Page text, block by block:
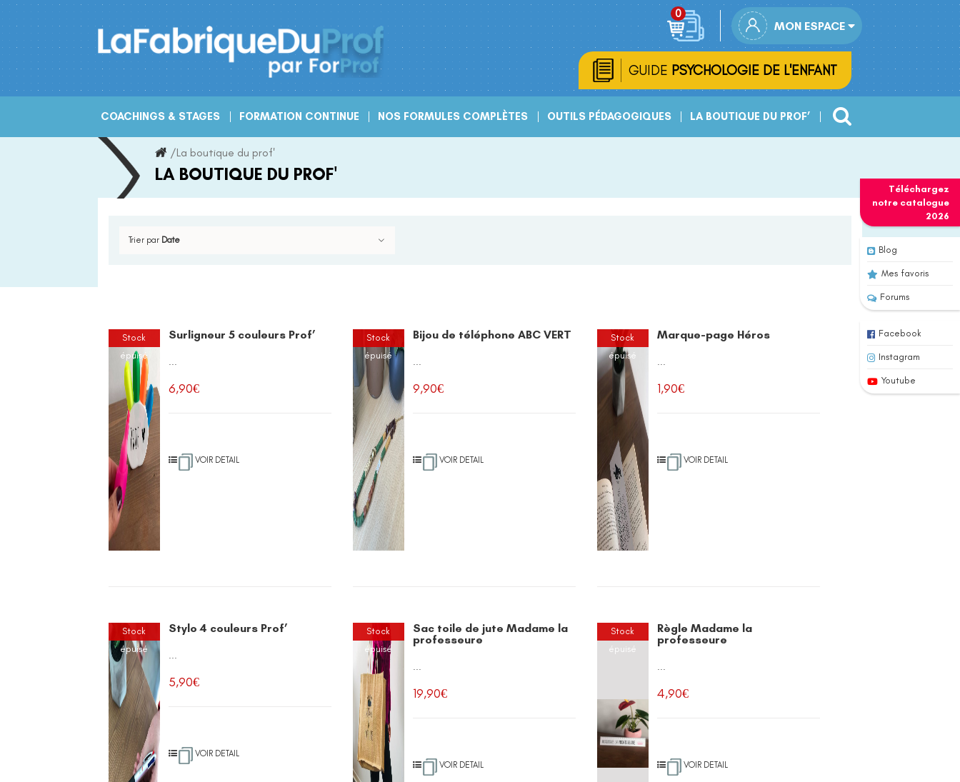
Téléchargez
notre catalogue
2026
Blog
Mes favoris
Forums
Facebook
Instagram
Youtube
Skip
to
MON ESPACE
GUIDE PSYCHOLOGIE DE L'ENFANT
COACHINGS & STAGES FORMATION CONTINUE NOS FORMULES COMPLÈTES OUTILS PÉDAGOGIQUES LA BOUTIQUE DU PROF’
/La boutique du prof'
LA BOUTIQUE DU PROF'
Trier par Date
Stock
épuisé
Surligneur 5 couleurs Prof’
...
6,90€
VOIR DETAIL
Stock
épuisé
Bijou de téléphone ABC VERT
...
9,90€
VOIR DETAIL
Stock
épuisé
Marque-page Héros
...
1,90€
VOIR DETAIL
Stock
épuisé
Stylo 4 couleurs Prof’
...
5,90€
VOIR DETAIL
Stock
épuisé
Sac toile de jute Madame la
professeure
...
19,90€
VOIR DETAIL
Stock
épuisé
Règle Madame la
professeure
...
4,90€
VOIR DETAIL